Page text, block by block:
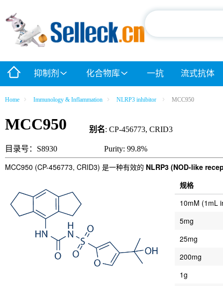
抑制剂 化合物库 一抗 流式抗体
Home Immunology & Inflammation NLRP3 inhibitor MCC950
MCC950 别名: CP-456773, CRID3
目录号：S8930 Purity: 99.8%
MCC950 (CP-456773, CRID3) 是一种有效的 NLRP3 (NOD-like
规格
10mM (1mL
5mg
25mg
200mg
1g